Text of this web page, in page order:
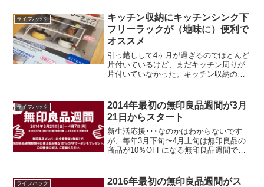
私が購入したのは三栄水栓のRAINYで
す。
ライフハック
キッチン収納にキッチンシンク下
フリーラックが（地味に）便利で
オススメ
引っ越しして4ヶ月が過ぎるのでほとんど
片付いているけど、まだキッチン周りが
片付いていなかった。キッチン収納のキ
ドで紹介されていたモノ。楽天で1,480円
也。キッチン...
ライフハック
2014年最初の無印良品週間が3月
21日からスタート
新生活応援･･･なのかはわからないです
が、毎年3月下旬〜4月上旬は無印良品の
商品が10％OFFになる無印良品週間で
したので、2014年最初の無印良品週間
ライフハック
2016年最初の無印良品週間がス